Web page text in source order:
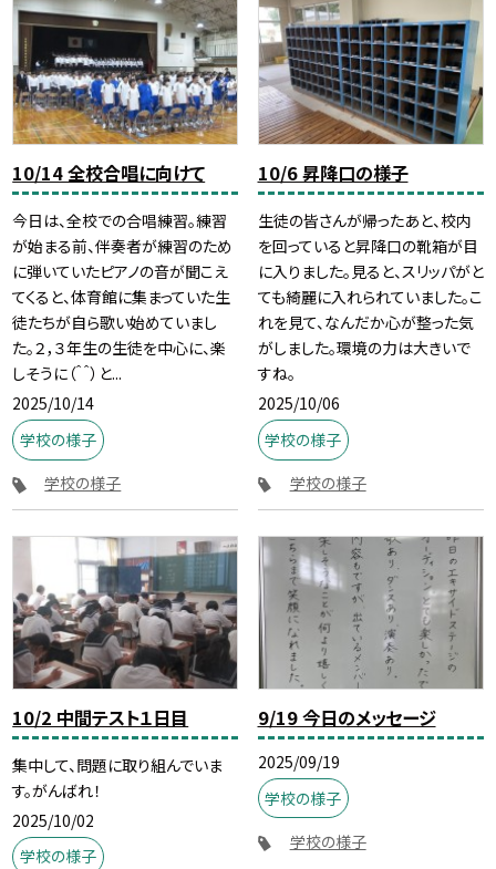
10/14 全校合唱に向けて
今日は、全校での合唱練習。練習
が始まる前、伴奏者が練習のため
に弾いていたピアノの音が聞こえ
てくると、体育館に集まっていた生
徒たちが自ら歌い始めていまし
た。２，３年生の生徒を中心に、楽
しそうに（＾＾）と...
2025/10/14
学校の様子
学校の様子
10/6 昇降口の様子
生徒の皆さんが帰ったあと、校内
を回っていると昇降口の靴箱が目
に入りました。見ると、スリッパがと
ても綺麗に入れられていました。こ
れを見て、なんだか心が整った気
がしました。環境の力は大きいで
すね。
2025/10/06
学校の様子
学校の様子
10/2 中間テスト１日目
集中して、問題に取り組んでいま
す。がんばれ！
2025/10/02
学校の様子
9/19 今日のメッセージ
2025/09/19
学校の様子
学校の様子